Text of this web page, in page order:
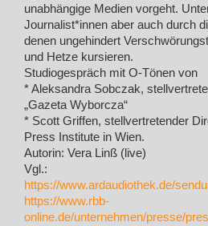
unabhängige Medien vorgeht.
Journalist*innen aber auch durch
denen ungehindert
und Hetze kursieren.
Studiogespräch mit O-Tönen von
* Aleksandra Sobczak,
„Gazeta Wyborcza“
* Scott Griffen, stellvertretender
Press Institute in Wien.
Autorin: Vera Linß (live)
Vgl.:
https://www.ardaudiothek.de/
https://www.rbb-
online.de/unternehmen/presse/